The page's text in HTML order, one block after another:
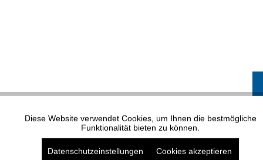
Funktionale Aktiv
Marketing Aktiv
Diese Website verwendet Cookies, um Ihnen die bestmögliche
Funktionalität bieten zu können.
Datenschutzeinstellungen Cookies akzeptieren